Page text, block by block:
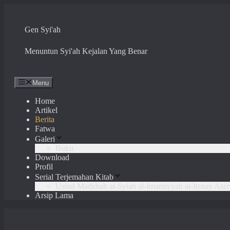
contentGen Syi'ah
Menuntun Syi'ah Kejalan Yang Benar
Menu
Home
Artikel
Berita
Fatwa
Galeri
Download
Profil
Serial Terjemahan Kitab
Arsip Lama